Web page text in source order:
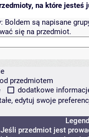
na które jesteś
Boldem są napisane
się na przedmiot.
przedmiotem
dodatkowe
edytuj swoje
Jeśli przedmiot jest